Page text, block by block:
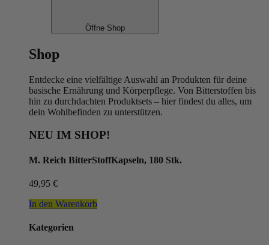
Öffne Shop
Shop
Entdecke eine vielfältige Auswahl an Produkten für deine
basische Ernährung und Körperpflege. Von Bitterstoffen bis
hin zu durchdachten Produktsets – hier findest du alles, um
dein Wohlbefinden zu unterstützen.
NEU IM SHOP!
M. Reich BitterStoffKapseln, 180 Stk.
49,95 €
In den Warenkorb
Kategorien